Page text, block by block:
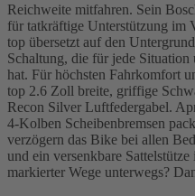
Reichweite mitfahren. Sein
für tatkräftige Unterstützung im
top übersetzt auf den
Schaltung, die für jede
hat. Für höchsten Fahrkomfort
top 2.6 Zoll breite, griffige
Recon Silver Luftfedergabel.
4-Kolben Scheibenbremsen
verzögern das Bike bei allen
und ein versenkbare
markierter Wege unterwegs?